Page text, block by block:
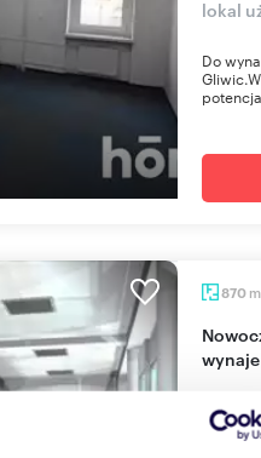
lokal
Do
870 m
Nowoczesny pasaż handlowy w centrum Gliwic -
39